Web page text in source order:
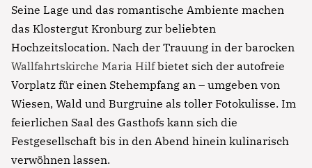
Seine Lage und das romantische Ambiente machen
das Klostergut Kronburg zur beliebten
Hochzeitslocation. Nach der Trauung in der barocken
Wallfahrtskirche Maria Hilfbietet sich der autofreie
Vorplatz für einen Stehempfang an ­– umgeben von
Wiesen, Wald und Burgruine als toller Fotokulisse. Im
feierlichen Saal des Gasthofs kann sich die
Festgesellschaft bis in den Abend hinein kulinarisch
verwöhnen lassen.
minim veniam, quis nostrud exercitation ullamco
laboris nisi ut aliquip ex ea commodo consequat.